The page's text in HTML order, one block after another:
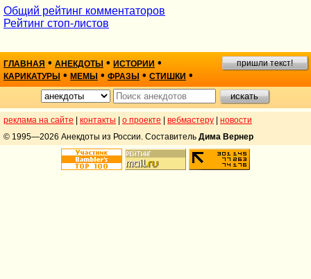
Общий рейтинг комментаторов
Рейтинг стоп-листов
ГЛАВНАЯ • АНЕКДОТЫ • ИСТОРИИ •
КАРИКАТУРЫ • МЕМЫ • ФРАЗЫ • СТИШКИ •
пришли текст!
реклама на сайте контакты о проекте вебмастеру
новости
© 1995—2026 Анекдоты из России. Составитель Дима Вернер